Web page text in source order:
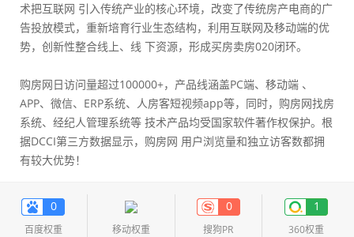
术把互联网 引入传统产业的核心环境，改变了传统房产电商的广
告投放模式，重新培育行业生态结构，利用互联网及移动端的优
势，创新性整合线上、线 下资源，形成买房卖房020闭环。
购房网日访问量超过100000+，产品线涵盖PC端、移动端 、
APP、微信、ERP系统、人房客短视频app等，同时，购房网找房
系统、经纪人管理系统等 技术产品均受国家软件著作权保护。根
据DCCI第三方数据显示，购房网 用户浏览量和独立访客数都拥
有较大优势！
0
百度权重 移动权重
0
搜狗PR
1
360权重